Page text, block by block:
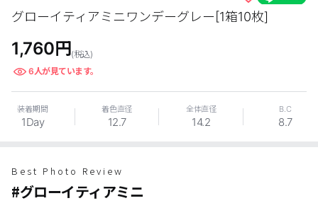
ショッピングガイド
アプリダウンロード
INSTAGRAM TWITTER FACEBOOK
グローイティアミニワンデーグレー[1箱10枚]
1,760円(税込)
6人が見ています。
装着期間
1Day
着色直径
12.7
全体直径
14.2
B.C
8.7
Best Photo Review
#グローイティアミニ